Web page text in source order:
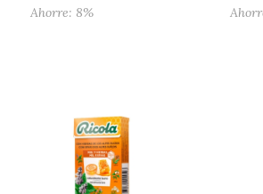
Ahorre: 8%